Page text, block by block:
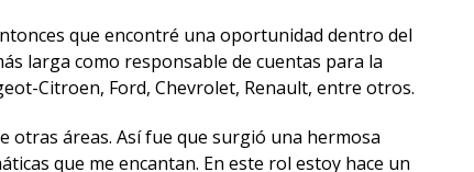
que encontré una oportunidad dentro del
larga como responsable de cuentas para la
Citroen, Ford, Chevrolet, Renault, entre otros.
otras áreas. Así fue que surgió una hermosa
que me encantan. En este rol estoy hace un